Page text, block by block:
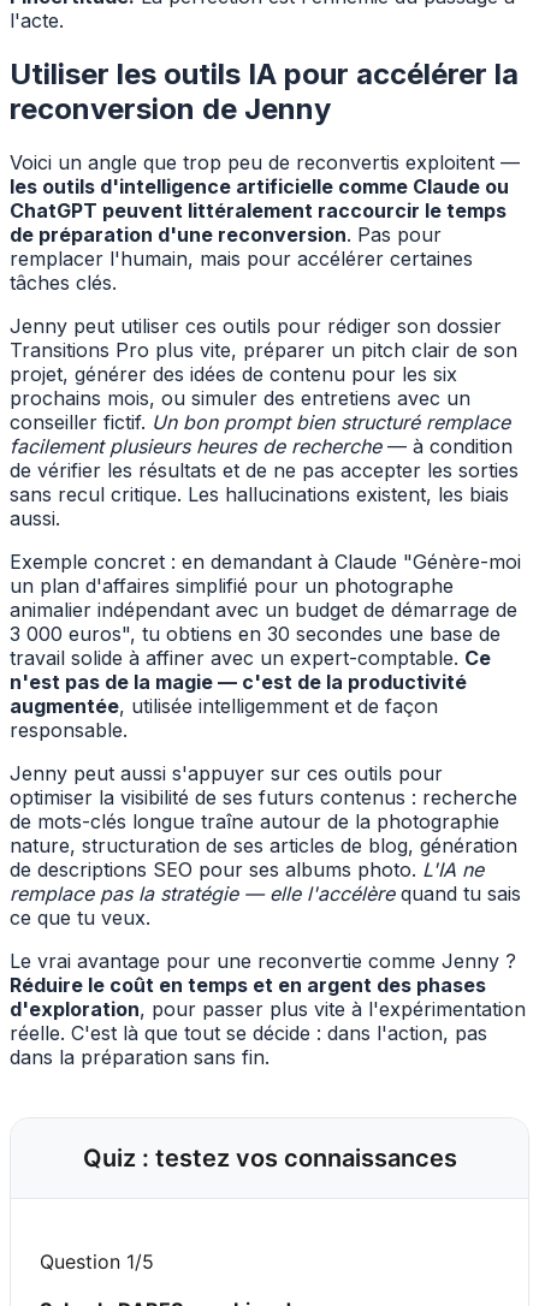
l'acte.
Utiliser les outils IA pour accélérer la
reconversion de Jenny
Voici un angle que trop peu de reconvertis exploitent —
les outils d'intelligence artificielle comme Claude ou
ChatGPT peuvent littéralement raccourcir le temps
de préparation d'une reconversion. Pas pour
remplacer l'humain, mais pour accélérer certaines
tâches clés.
Jenny peut utiliser ces outils pour rédiger son dossier
Transitions Pro plus vite, préparer un pitch clair de son
projet, générer des idées de contenu pour les six
prochains mois, ou simuler des entretiens avec un
conseiller fictif. Un bon prompt bien structuré remplace
facilement plusieurs heures de recherche— à condition
de vérifier les résultats et de ne pas accepter les sorties
sans recul critique. Les hallucinations existent, les biais
aussi.
Exemple concret : en demandant à Claude "Génère-moi
un plan d'affaires simplifié pour un photographe
animalier indépendant avec un budget de démarrage de
3 000 euros", tu obtiens en 30 secondes une base de
travail solide à affiner avec un expert-comptable. Ce
n'est pas de la magie — c'est de la productivité
augmentée, utilisée intelligemment et de façon
responsable.
Jenny peut aussi s'appuyer sur ces outils pour
optimiser la visibilité de ses futurs contenus : recherche
de mots-clés longue traîne autour de la photographie
nature, structuration de ses articles de blog, génération
de descriptions SEO pour ses albums photo. L'IA ne
remplace pas la stratégie — elle l'accélèrequand tu sais
ce que tu veux.
Le vrai avantage pour une reconvertie comme Jenny ?
Réduire le coût en temps et en argent des phases
d'exploration, pour passer plus vite à l'expérimentation
réelle. C'est là que tout se décide : dans l'action, pas
dans la préparation sans fin.
Quiz : testez vos connaissances
Question 1/5